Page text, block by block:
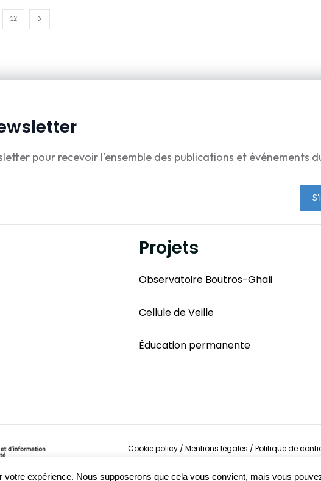
12
pour recevoir l'ensemble des publications et événements
Projets
Observatoire Boutros-Ghali
Cellule de Veille
Éducation permanente
Cookie policy / Mentions légales / Politique de
expérience. Nous supposerons que cela vous convient, mais vous